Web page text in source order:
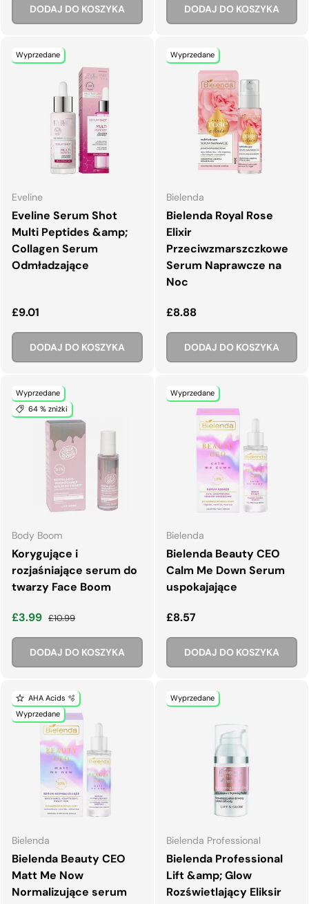
DODAJ DO KOSZYKA DODAJ DO KOSZYKA
Wyprzedane
Eveline
Eveline Serum Shot
Multi Peptides &amp;
Collagen Serum
Odmładzające
Normalna cena
£9.01
DODAJ DO KOSZYKA
Wyprzedane
Bielenda
Bielenda Royal Rose
Elixir
Przeciwzmarszczkowe
Serum Naprawcze na
Noc
Normalna cena
£8.88
DODAJ DO KOSZYKA
Wyprzedane
64 % zniżki
Body Boom
Korygujące i
rozjaśniające serum do
twarzy Face Boom
Cena wyprzedaży
£3.99 Normalna cena
£10.99
DODAJ DO KOSZYKA
Wyprzedane
Bielenda
Bielenda Beauty CEO
Calm Me Down Serum
uspokajające
Normalna cena
£8.57
DODAJ DO KOSZYKA
AHA Acids 🫧
Wyprzedane
Bielenda
Bielenda Beauty CEO
Matt Me Now
Normalizujące serum
Wyprzedane
Bielenda Professional
Bielenda Professional
Lift &amp; Glow
Rozświetlający Eliksir